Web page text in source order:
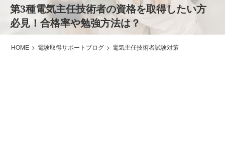
第3種電気主任技術者の資格を取得したい方
必見！合格率や勉強方法は？
HOME 電験取得サポートブログ 電気主任技術者試験対策